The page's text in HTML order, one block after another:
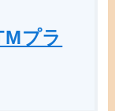
プラ